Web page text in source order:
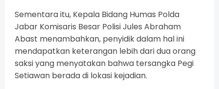
Sementara itu, Kepala Bidang Humas Polda
Jabar Komisaris Besar Polisi Jules Abraham
Abast menambahkan, penyidik dalam hal ini
mendapatkan keterangan lebih dari dua orang
saksi yang menyatakan bahwa tersangka Pegi
Setiawan berada di lokasi kejadian.